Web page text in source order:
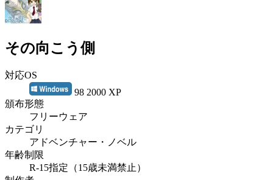
その向こう側
対応OS
98 2000 XP
頒布形態
フリーウェア
カテゴリ
アドベンチャー・ノベル
年齢制限
R-15指定（15歳未満禁止）